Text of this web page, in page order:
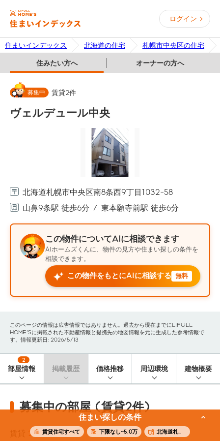
ログイン
住まいインデックス 北海道の住宅 札幌市中央区の住宅
住みたい方へ オーナーの方へ
住まい探しの条件
賃貸住宅すべて 下限なし~5.0万 北海道札幌市中央区
募集中 賃貸2件
ヴェルデュール中央
北海道札幌市中央区南8条西9丁目1032-58
山鼻9条駅 徒歩6分
東本願寺前駅 徒歩6分
この物件についてAIに相談できます
AIホームズくんに、物件の見方や住まい探しの条件を
相談できます。
この物件をもとにAIに相談する 無料
このページの情報は広告情報ではありません。過去から現在までにLIFULL
HOME'Sに掲載された不動産情報と提携先の地図情報を元に生成した参考情報で
す。情報更新日: 2026/5/13
部屋情報
2
掲載履歴 価格推移 周辺環境 建物概要
募集中の部屋 (賃貸2件)
2 件